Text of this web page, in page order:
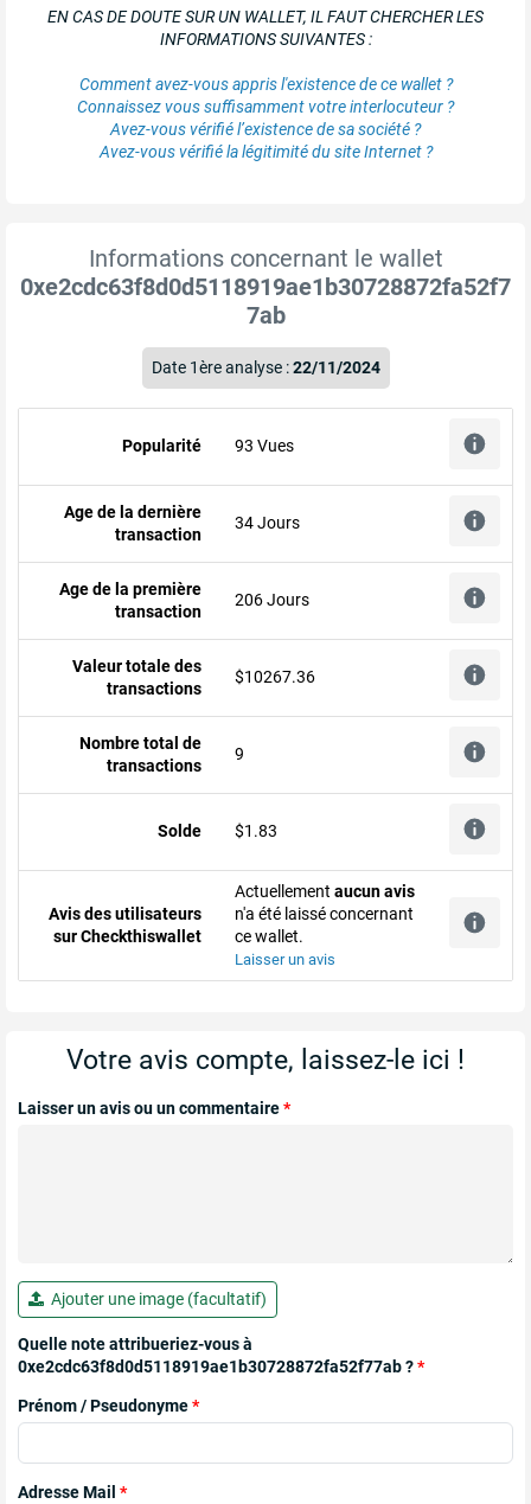
EN CAS DE DOUTE SUR UN WALLET, IL FAUT CHERCHER LES
INFORMATIONS SUIVANTES :
Comment avez-vous appris l'existence de ce wallet ?
Connaissez vous suffisamment votre interlocuteur ?
Avez-vous vérifié l’existence de sa société ?
Avez-vous vérifié la légitimité du site Internet ?
Informations concernant le wallet
0xe2cdc63f8d0d5118919ae1b30728872fa52f7
7ab
Date 1ère analyse :22/11/2024
Popularité 93 Vues
Age de la dernière
transaction
34 Jours
Age de la première
transaction
206 Jours
Valeur totale des
transactions
$10267.36
Nombre total de
transactions
9
Solde $1.83
Avis des utilisateurs
sur Checkthiswallet
Actuellement aucun avis
n'a été laissé concernant
ce wallet.
Laisser un avis
Votre avis compte, laissez-le ici !
Laisser un avis ou un commentaire*
Ajouter une image (facultatif)
Quelle note attribueriez-vous à
0xe2cdc63f8d0d5118919ae1b30728872fa52f77ab ?*
Prénom / Pseudonyme*
Adresse Mail *